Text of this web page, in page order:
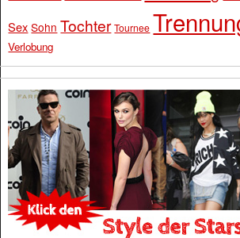
Sex Sohn Tochter Tournee
Verlobung